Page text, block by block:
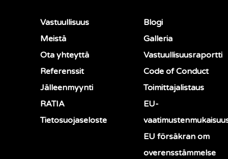
Vastuullisuus
Meistä
Ota yhteyttä
Referenssit
Jälleenmyynti
RATIA
Tietosuojaseloste
Blogi
Galleria
Vastuullisuusraportti
Code of Conduct
Toimittajalistaus
EU-
EU försäkran om
overensstämmelse